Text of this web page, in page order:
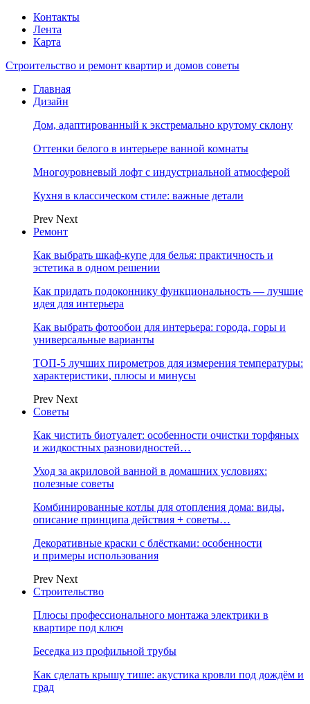
Контакты
Лента
Карта
Строительство и ремонт квартир и домов советы
Главная
Дизайн
Дом, адаптированный к экстремально крутому склону
Оттенки белого в интерьере ванной комнаты
Многоуровневый лофт с индустриальной атмосферой
Кухня в классическом стиле: важные детали
Prev Next
Ремонт
Как выбрать шкаф-купе для белья: практичность и
эстетика в одном решении
Как придать подоконнику функциональность — лучшие
идея для интерьера
Как выбрать фотообои для интерьера: города, горы и
универсальные варианты
ТОП-5 лучших пирометров для измерения температуры:
характеристики, плюсы и минусы
Prev Next
Советы
Как чистить биотуалет: особенности очистки торфяных
и жидкостных разновидностей…
Уход за акриловой ванной в домашних условиях:
полезные советы
Комбинированные котлы для отопления дома: виды,
описание принципа действия + советы…
Декоративные краски с блёстками: особенности
и примеры использования
Prev Next
Строительство
Плюсы профессионального монтажа электрики в
квартире под ключ
Беседка из профильной трубы
Как сделать крышу тише: акустика кровли под дождём и
град